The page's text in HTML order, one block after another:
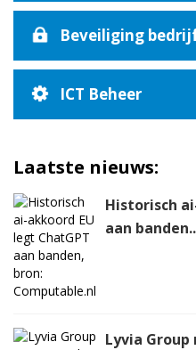
Beveiliging
ICT Beheer
Laatste nieuws:
Historisch
aan banden..
Lyvia